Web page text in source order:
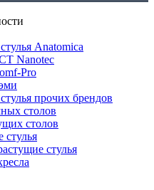
Anatomica
Nanotec
Pro
прочих брендов
столов
столов
стулья
стулья